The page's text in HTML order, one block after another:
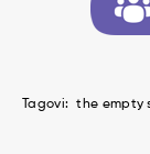
Tagovi: the empty